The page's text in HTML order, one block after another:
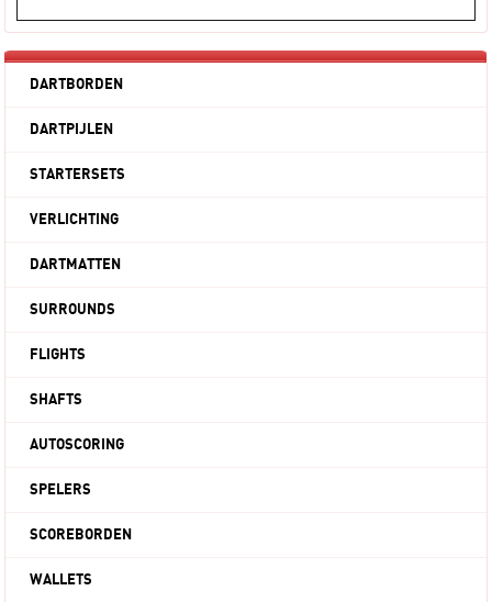
DARTBORDEN
DARTPIJLEN
STARTERSETS
VERLICHTING
DARTMATTEN
SURROUNDS
FLIGHTS
SHAFTS
AUTOSCORING
SPELERS
SCOREBORDEN
WALLETS